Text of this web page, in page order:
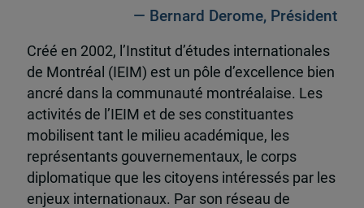
— Bernard Derome, Président
Créé en 2002, l’Institut d’études internationales
de Montréal (IEIM) est un pôle d’excellence bien
ancré dans la communauté montréalaise. Les
activités de l’IEIM et de ses constituantes
mobilisent tant le milieu académique, les
représentants gouvernementaux, le corps
diplomatique que les citoyens intéressés par les
enjeux internationaux. Par son réseau de